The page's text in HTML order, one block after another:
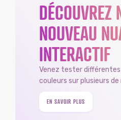
DÉCOUVREZ
NOUVEAU
INTERACTIF
Venez tester différentes
couleurs sur plusieurs de
EN SAVOIR PLUS